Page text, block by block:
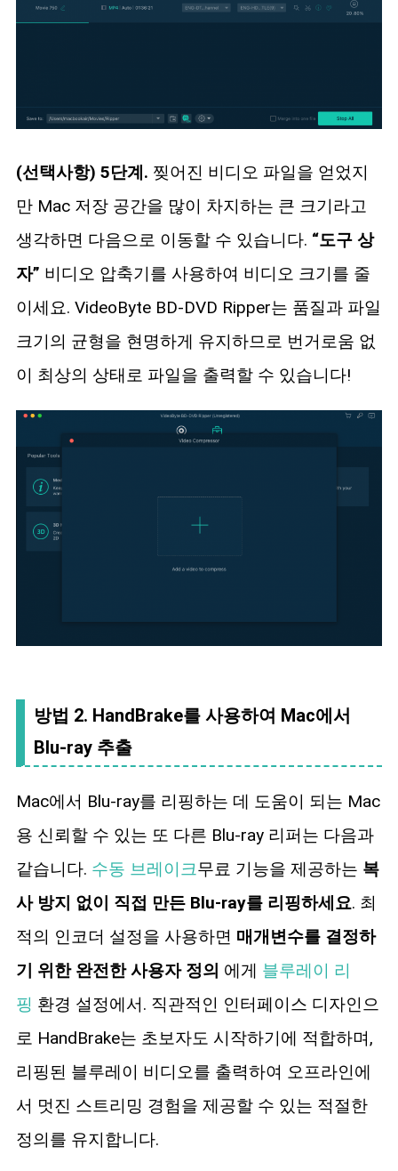
(선택사항) 5단계. 찢어진 비디오 파일을 얻었지
만 Mac 저장 공간을 많이 차지하는 큰 크기라고
생각하면 다음으로 이동할 수 있습니다. “도구 상
자” 비디오 압축기를 사용하여 비디오 크기를 줄
이세요. VideoByte BD-DVD Ripper는 품질과 파일
크기의 균형을 현명하게 유지하므로 번거로움 없
이 최상의 상태로 파일을 출력할 수 있습니다!
방법 2. HandBrake를 사용하여 Mac에서
Blu-ray 추출
Mac에서 Blu-ray를 리핑하는 데 도움이 되는 Mac
용 신뢰할 수 있는 또 다른 Blu-ray 리퍼는 다음과
같습니다. 수동 브레이크무료 기능을 제공하는 복
사 방지 없이 직접 만든 Blu-ray를 리핑하세요. 최
적의 인코더 설정을 사용하면 매개변수를 결정하
기 위한 완전한 사용자 정의 에게 블루레이 리
핑 환경 설정에서. 직관적인 인터페이스 디자인으
로 HandBrake는 초보자도 시작하기에 적합하며,
리핑된 블루레이 비디오를 출력하여 오프라인에
서 멋진 스트리밍 경험을 제공할 수 있는 적절한
정의를 유지합니다.